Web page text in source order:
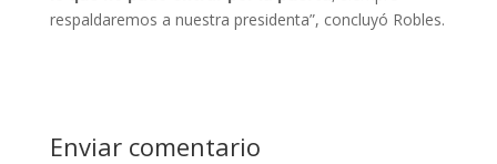
respaldaremos a nuestra presidenta”, concluyó Robles.
Enviar comentario